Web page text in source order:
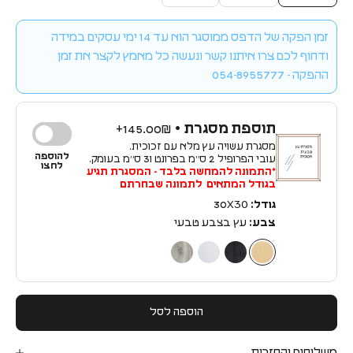
זמן הפקה של הדפס ממוסגר הוא עד 14 ימי עסקים במידה
ודחוף לכם צרו איתנו קשר ונעשה כל מאמץ לקצר את זמן
ההפקה - 054-8955777
תוספת מסגרת •145.00₪+
מסגרת עשויה עץ מלא עם זכוכית.
עובי הפרופיל 2 ס״מ בפרונט ו3 ס״מ בעומק.
*התמונה להמחשה בלבד - המסגרת תגיע
בגודל המתאים לתמונה שבחרתם
גודל: 30X30
צבע: עץ בצבע טבעי
עץ בצבע טבעי
עץ בצבע שחור
עץ בצבע לבן
עץ בצבע כסף
להוספה
לחצו
הוספה לסל